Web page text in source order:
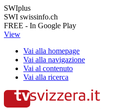
SWIplus
SWI swissinfo.ch
FREE - In Google Play
View
Vai alla homepage
Vai alla navigazione
Vai al contenuto
Vai alla ricerca